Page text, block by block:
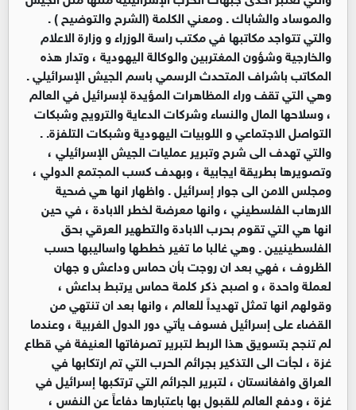
والموساد والشاباك . ومعني الكلمة (الشرح والتوضيح ) .
والتي تتواجد مكاتبها في مكتب راسة الوزراء و وزارة الاعلام
والخارجية وشؤون المغتربين والوكالة اليهودية ، وتدار هذه
المكاتب باشراف المتحدث الرسمي باسم الجيش الإسرائيلي .
وهي التي تقف وراء المظاهرات المؤيدة لإسرائيل في العالم
، وسلاحها المال والنساء وشركات الدعاية والترويج وشبكات
التواصل الاجتماعي و اللوبيات اليهودية وشبكات التلفزة. .
والتي تهدف الى شرح وتبرير عمليات الجيش الإسرائيلي ،
وتصويرها بطريقة ايجابية ، وبهدف كسب المجتمع الدولي ،
ومجلس الامن الى جوار إسرائيل . واظهار انها هي ضحية
الارهاب الفلسطيني ، وانها معرضة لخطر الابادة ، في حين
انها هي التي تقوم بحرب الابادة والتطهير العرقي بحق
الفلسطينيين . وهي غالبا ما تغير خططها واساليبها حسب
الظروف ، فهي بعد ان روجت بأن حماس وداعش و جهان
لعملة واحدة ، و اصبح ذكر كلمة حماس يرتبط بداعش ،
وقولهم انها تمثل تهديداً للعالم ، وانها بعد ان تنتهي من
القضاء على إسرائيل فسوف يأتي دور الدول الغربية ، وعندما
لم تنجح بتسويق هذا الربط لتبرير تصرفاتها العنيفة في قطاع
غزة ، لجأت الى التذكير بجرائم الحرب التي تم ارتكابها في
العراق وافغانستان ، لتبرير الجرائم التي ترتكبها إسرائيل في
غزة ، ودفع العالم للقبول بها باعتبارها دفاعاً عن النفس ،